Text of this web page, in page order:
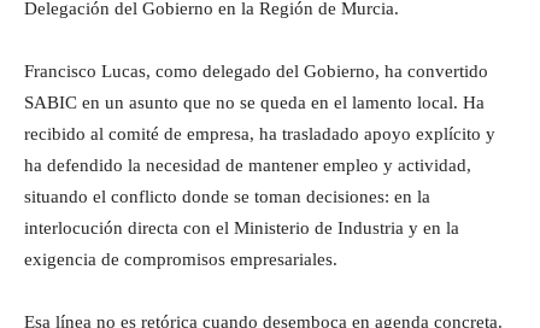
Delegación del Gobierno en la Región de Murcia.
Francisco Lucas, como delegado del Gobierno, ha convertido
SABIC en un asunto que no se queda en el lamento local. Ha
recibido al comité de empresa, ha trasladado apoyo explícito y
ha defendido la necesidad de mantener empleo y actividad,
situando el conflicto donde se toman decisiones: en la
interlocución directa con el Ministerio de Industria y en la
exigencia de compromisos empresariales.
Esa línea no es retórica cuando desemboca en agenda concreta.